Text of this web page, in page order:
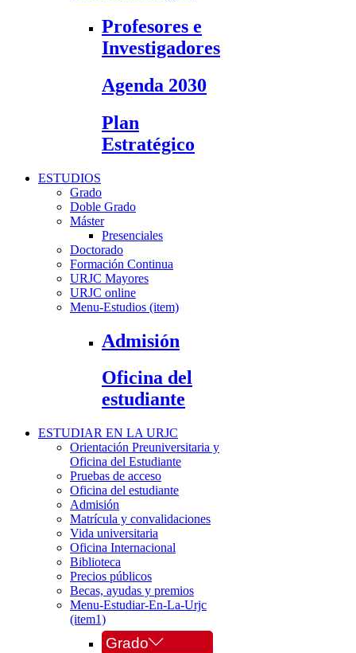
Profesores e
Investigadores
Agenda 2030
Plan
Estratégico
ESTUDIOS
Grado
Doble Grado
Máster
Presenciales
Doctorado
Formación Continua
URJC Mayores
URJC online
Menu-Estudios (item)
Admisión
Oficina del
estudiante
ESTUDIAR EN LA URJC
Orientación Preuniversitaria y
Oficina del Estudiante
Pruebas de acceso
Oficina del estudiante
Admisión
Matrícula y convalidaciones
Vida universitaria
Oficina Internacional
Biblioteca
Precios públicos
Becas, ayudas y premios
Menu-Estudiar-En-La-Urjc
(item1)
Grado